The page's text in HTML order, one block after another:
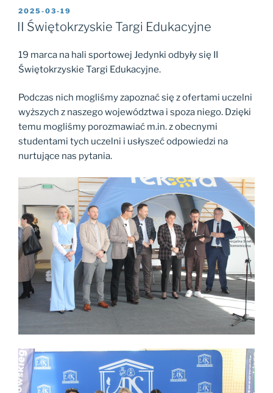
OPUBLIKOWANE
W
2025-03-19
II Świętokrzyskie Targi Edukacyjne
19 marca na hali sportowej Jedynki odbyły się II
Świętokrzyskie Targi Edukacyjne.
Podczas nich mogliśmy zapoznać się z ofertami uczelni
wyższych z naszego województwa i spoza niego. Dzięki
temu mogliśmy porozmawiać m.in. z obecnymi
studentami tych uczelni i usłyszeć odpowiedzi na
nurtujące nas pytania.